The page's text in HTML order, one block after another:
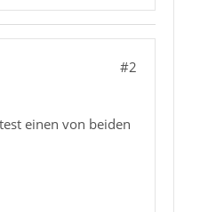
#2
einen von beiden